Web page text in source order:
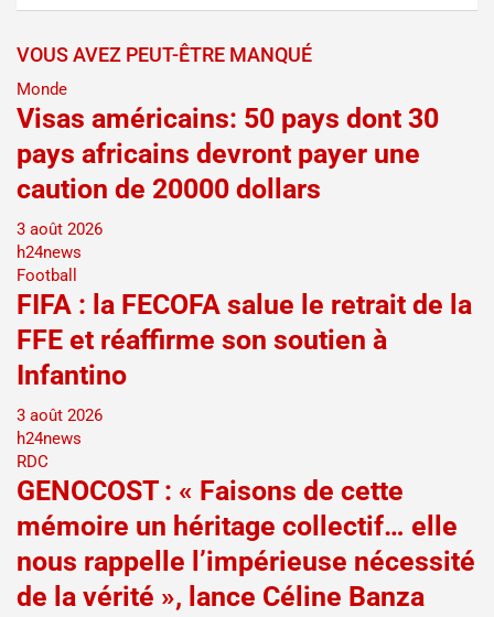
VOUS AVEZ PEUT-ÊTRE MANQUÉ
Monde
Visas américains: 50 pays dont 30
pays africains devront payer une
caution de 20000 dollars
3 août 2026
h24news
Football
FIFA : la FECOFA salue le retrait de la
FFE et réaffirme son soutien à
Infantino
3 août 2026
h24news
RDC
GENOCOST : « Faisons de cette
mémoire un héritage collectif… elle
nous rappelle l’impérieuse nécessité
de la vérité », lance Céline Banza